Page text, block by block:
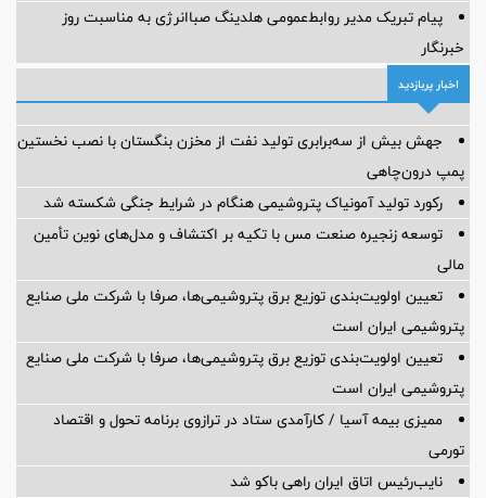
پیام تبریک مدیر روابط‌عمومی هلدینگ صباانرژی به مناسبت روز
خبرنگار
اخبار پربازدید
جهش بیش از سه‌برابری تولید نفت از مخزن بنگستان با نصب نخستین
پمپ درون‌چاهی
رکورد تولید آمونیاک پتروشیمی هنگام در شرایط جنگی شکسته شد
توسعه زنجیره صنعت مس با تکیه بر اکتشاف و مدل‌های نوین تأمین
مالی
تعیین اولویت‌بندی توزیع برق پتروشیمی‌ها، صرفا با شرکت ملی صنایع
پتروشیمی ایران است
تعیین اولویت‌بندی توزیع برق پتروشیمی‌ها، صرفا با شرکت ملی صنایع
پتروشیمی ایران است
ممیزی بیمه آسیا / کارآمدی ستاد در ترازوی برنامه تحول و اقتصاد
تورمی
نایب‌رئیس اتاق ایران راهی باکو شد